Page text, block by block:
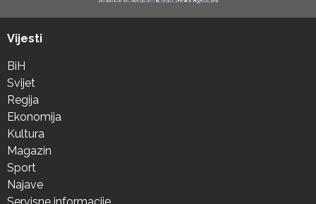
Vijesti
BiH
Svijet
Regija
Ekonomija
Kultura
Magazin
Sport
Najave